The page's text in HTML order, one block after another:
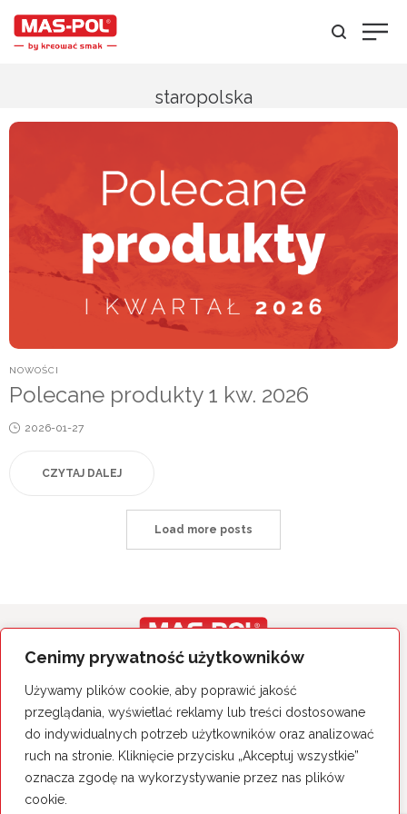
Cenimy prywatność użytkowników
Używamy plików cookie, aby poprawić jakość
przeglądania, wyświetlać reklamy lub treści dostosowane
do indywidualnych potrzeb użytkowników oraz analizować
ruch na stronie. Kliknięcie przycisku „Akceptuj wszystkie”
oznacza zgodę na wykorzystywanie przez nas plików
cookie.
staropolska
POSTED
NOWOŚCI
Polecane produkty 1 kw. 2026
Posted
2026-01-27
CZYTAJ DALEJ
Load more posts
MAS-POL Sp. z o.o. Sp. k.
26-060 Chęciny, ul. Sitkówka 50
tel. 41 344 25 14